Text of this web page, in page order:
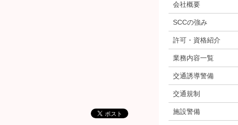
会社概要
SCCの強み
許可・資格紹介
業務内容一覧
交通誘導警備
交通規制
施設警備